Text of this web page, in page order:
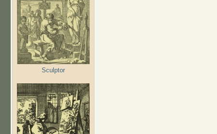
Sculptor